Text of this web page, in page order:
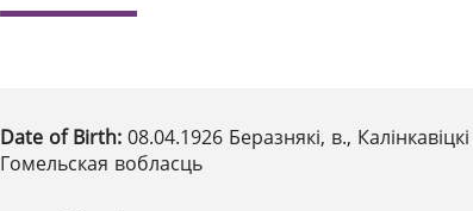
Date of Birth: 08.04.1926 Беразнякі, в.,
Гомельская вобласць